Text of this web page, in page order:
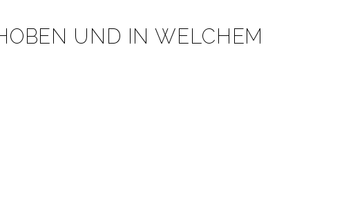
UND IN WELCHEM